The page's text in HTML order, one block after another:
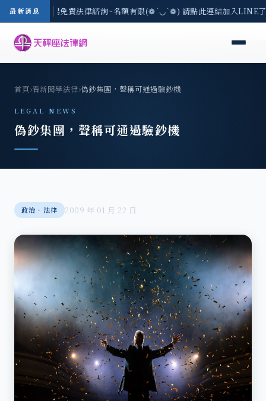
最新消息
-8/3(一) 現場免費法律諮詢~名額有限(❁´◡`❁) 請點此連結加入LINE
首頁›看新聞學法律›偽鈔集團，聲稱可通過驗鈔機
LEGAL NEWS
偽鈔集團，聲稱可通過驗鈔機
政治‧法律 2009 年 01 月 22 日